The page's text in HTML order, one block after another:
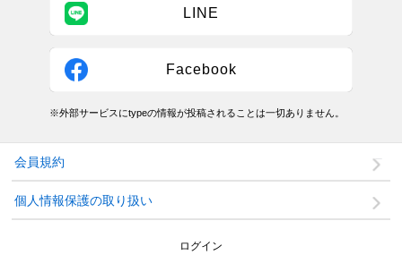
LINE
Facebook
※外部サービスにtypeの情報が投稿されることは一切ありません。
会員規約
個人情報保護の取り扱い
ログイン